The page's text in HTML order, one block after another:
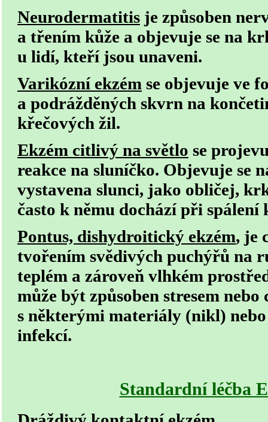
Neurodermatitis je způsoben
a třením kůže a objevuje se na
u lidí, kteří jsou unaveni.
Varikózní ekzém se objevuje ve
a podrážděných skvrn na
křečových žil.
Ekzém citlivý na světlo se
reakce na sluníčko. Objevuje se
vystavena slunci, jako obličej,
často k němu dochází při spálení
Pontus, dishydroitický ekzém, je
tvořením svědivých puchýřů na
teplém a zároveň vlhkém
může být způsoben stresem nebo
s některými materiály (nikl)
infekcí.
Standardní léčba